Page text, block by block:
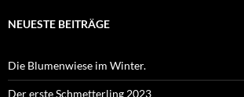
NEUESTE BEITRÄGE
Die Blumenwiese im Winter.
Der erste Schmetterling 2023